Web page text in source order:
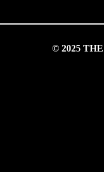
© 2025